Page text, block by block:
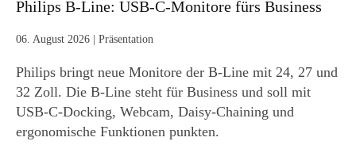
Philips B-Line: USB-C-Monitore fürs Business
06. August 2026 Präsentation
Philips bringt neue Monitore der B-Line mit 24, 27 und
32 Zoll. Die B-Line steht für Business und soll mit
USB-C-Docking, Webcam, Daisy-Chaining und
ergonomische Funktionen punkten.